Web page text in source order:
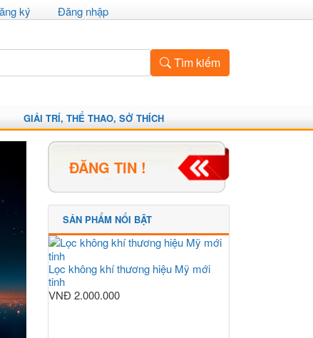
ký Đăng nhập
Tìm kiếm
GIẢI TRÍ, THỂ THAO, SỞ THÍCH
ĐĂNG TIN !
SẢN PHẨM NỔI BẬT
Lọc không khí thương hiệu Mỹ mới
tinh
VNĐ 2.000.000